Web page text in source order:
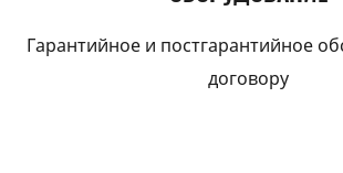
Гарантийное и постгарантийное
договору